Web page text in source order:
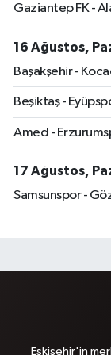
Gaziantep FK -
16 Ağustos,
Başakşehir -
Beşiktaş -
Amed -
17 Ağustos,
Samsunspor -
Eskişehir'in